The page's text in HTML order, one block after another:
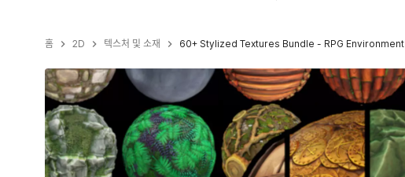
홈 2D 텍스처 및 소재 60+ Stylized Textures Bundle - RPG Environment
현재 슬라이드: 1 / 65